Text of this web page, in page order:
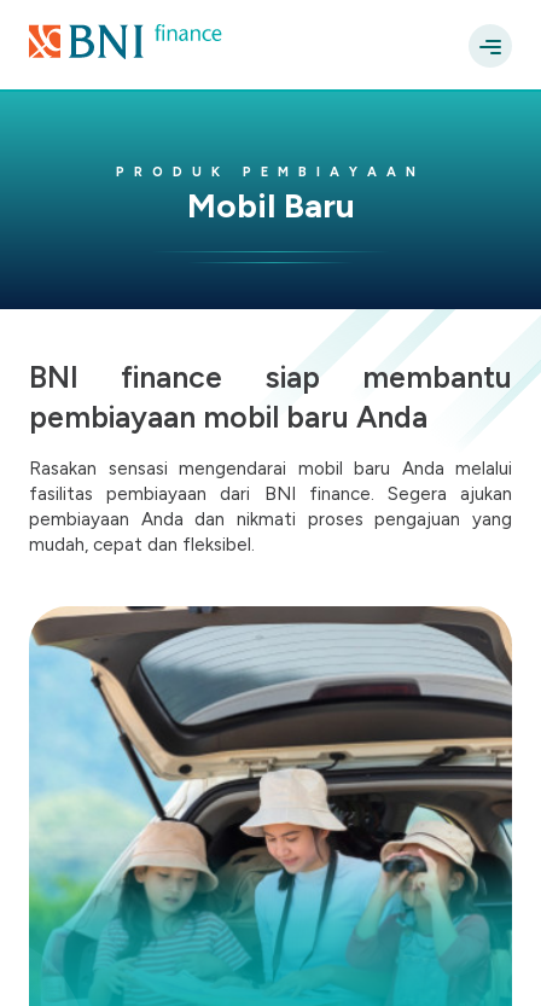
PRODUK PEMBIAYAAN
Mobil Baru
BNI finance siap membantu
pembiayaan mobil baru Anda
Rasakan sensasi mengendarai mobil baru Anda melalui
fasilitas pembiayaan dari BNI finance. Segera ajukan
pembiayaan Anda dan nikmati proses pengajuan yang
mudah, cepat dan fleksibel.